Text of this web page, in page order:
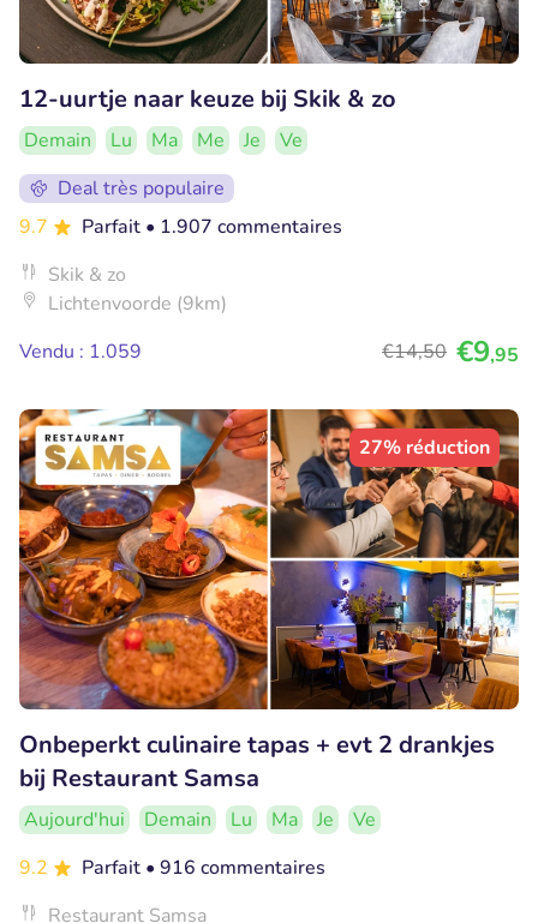
12-uurtje naar keuze bij Skik & zo
Demain Lu Ma Me Je
Ve
Deal très populaire
9.7
Parfait • 1.907 commentaires
Skik & zo
Lichtenvoorde (9km)
Vendu : 1.059
€14,50 €9,95
27% réduction
Onbeperkt culinaire tapas + evt 2 drankjes
bij Restaurant Samsa
Aujourd'hui Demain Lu Ma Je
Ve
9.2
Parfait • 916 commentaires
Restaurant Samsa